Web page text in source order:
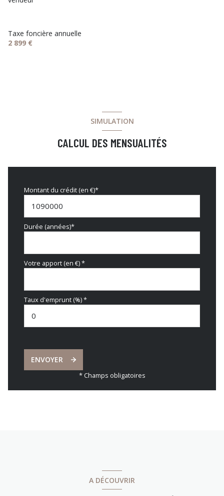
Taxe foncière annuelle
2 899 €
SIMULATION
CALCUL DES MENSUALITÉS
Montant du crédit (en €)*
Durée (années)*
Votre apport (en €) *
Taux d'emprunt (%) *
ENVOYER
* Champs obligatoires
A DÉCOUVRIR